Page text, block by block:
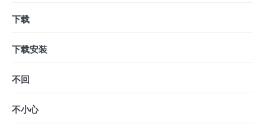
下载
下载安装
不回
不小心